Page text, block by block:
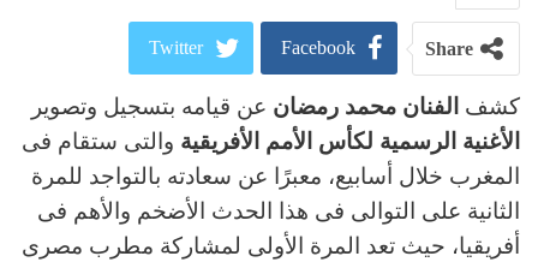
Share
Facebook
Twitter
Google+
ReddIt
WhatsApp
Pinterest
البريد الالكتروني
كشف الفنان محمد رمضان عن قيامه بتسجيل وتصوير
الأغنية الرسمية لكأس الأمم الأفريقية والتى ستقام فى
المغرب خلال أسابيع، معبرًا عن سعادته بالتواجد للمرة
الثانية على التوالى فى هذا الحدث الأضخم والأهم فى
أفريقيا، حيث تعد المرة الأولى لمشاركة مطرب مصرى